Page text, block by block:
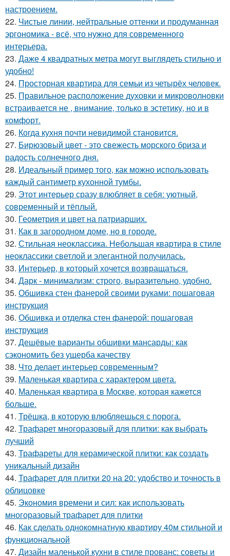
настроением.
22. Чистые линии, нейтральные оттенки и продуманная
эргономика - всё, что нужно для современного
интерьера.
23. Даже 4 квадратных метра могут выглядеть стильно и
удобно!
24. Просторная квартира для семьи из четырёх человек.
25. Правильное расположение духовки и микроволновки
встраивается не , внимание, только в эстетику, но и в
комфорт.
26. Когда кухня почти невидимой становится.
27. Бирюзовый цвет - это свежесть морского бриза и
радость солнечного дня.
28. Идеальный пример того, как можно использовать
каждый сантиметр кухонной тумбы.
29. Этот интерьер сразу влюбляет в себя: уютный,
современный и тёплый.
30. Геометрия и цвет на патриарших.
31. Как в загородном доме, но в городе.
32. Стильная неоклассика. Небольшая квартира в стиле
неоклассики светлой и элегантной получилась.
33. Интерьер, в который хочется возвращаться.
34. Дарк - минимализм: строго, выразительно, удобно.
35. Обшивка стен фанерой своими руками: пошаговая
инструкция
36. Обшивка и отделка стен фанерой: пошаговая
инструкция
37. Дешёвые варианты обшивки мансарды: как
сэкономить без ущерба качеству
38. Что делает интерьер современным?
39. Маленькая квартира с характером цвета.
40. Маленькая квартира в Москве, которая кажется
больше.
41. Трёшка, в которую влюбляешься с порога.
42. Трафарет многоразовый для плитки: как выбрать
лучший
43. Трафареты для керамической плитки: как создать
уникальный дизайн
44. Трафарет для плитки 20 на 20: удобство и точность в
облицовке
45. Экономия времени и сил: как использовать
многоразовый трафарет для плитки
46. Как сделать однокомнатную квартиру 40м стильной и
функциональной
47. Дизайн маленькой кухни в стиле прованс: советы и